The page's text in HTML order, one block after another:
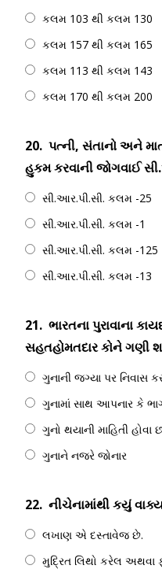
કલમ 103 થી કલમ 130
કલમ 157 થી કલમ 165
કલમ 113 થી કલમ 143
કલમ 170 થી કલમ 200
20. પત્ની, સંતાનો અને
હુકમ કરવાની જોગવાઈ
સી.આર.પી.સી. કલમ -25
સી.આર.પી.સી. કલમ -1
સી.આર.પી.સી. કલમ -125
સી.આર.પી.સી. કલમ -13
21. ભારતના પુરાવાના
સહતહોમતદાર કોને ગણી
ગુનાની જગ્યા પર નિવાસ
ગુનામાં સાથ આપનાર કે
ગુનો થયાની માહિતી
ગુનાને નજરે જોનાર
22. નીચેનામાંથી કયું
લખાણ એ દસ્તાવેજ છે.
મુદ્રિત લિથો કરેલ અથવા